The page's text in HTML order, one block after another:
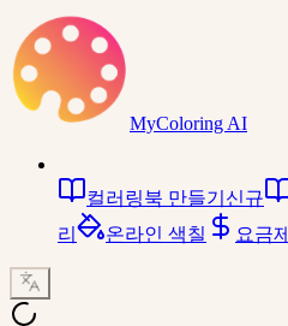
MyColoring AI
컬러링북 만들기 신규
리
온라인 색칠 요금제